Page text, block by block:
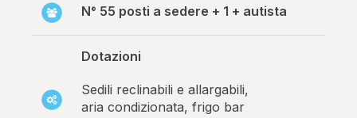
N° 55 posti a sedere + 1 + autista
Dotazioni
Sedili reclinabili e allargabili,
aria condizionata, frigo bar